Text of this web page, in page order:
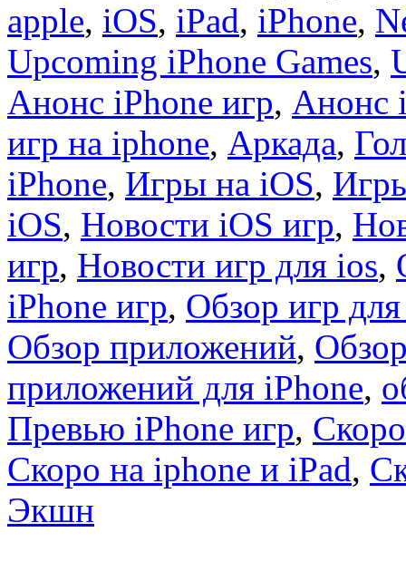
apple, iOS, iPad, iPhone,
Upcoming iPhone Games,
Анонс iPhone игр, Анонс
игр на iphone, Аркада,
iPhone, Игры на iOS,
iOS, Новости iOS игр,
игр, Новости игр для ios,
iPhone игр, Обзор игр
Обзор приложений,
приложений для iPhone,
Превью iPhone игр,
Скоро на iphone и iPad,
Экшн